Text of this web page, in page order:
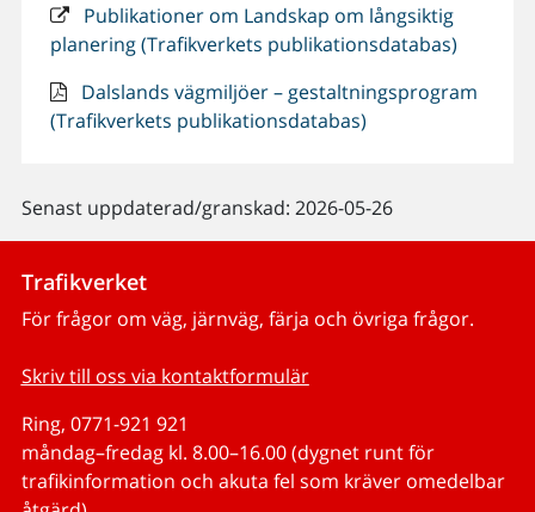
Publikationer om Landskap om långsiktig
planering (Trafikverkets publikationsdatabas)
Dalslands vägmiljöer – gestaltningsprogram
(Trafikverkets publikationsdatabas)
Senast uppdaterad/granskad: 2026-05-26
Trafikverket
För frågor om väg, järnväg, färja och övriga frågor.
Skriv till oss via kontaktformulär
Ring, 0771-921 921
måndag–fredag kl. 8.00–16.00 (dygnet runt för
trafikinformation och akuta fel som kräver omedelbar